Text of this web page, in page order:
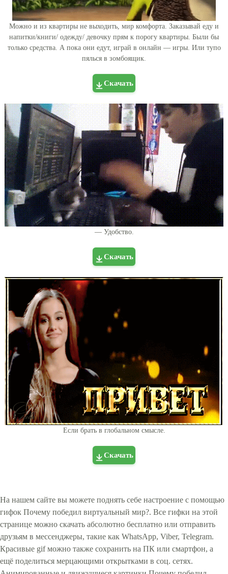
Можно и из квартиры не выходить, мир комфорта. Заказывай еду и
напитки/книги/ одежду/ девочку прям к порогу квартиры. Были бы
только средства. А пока они едут, играй в онлайн — игры. Или тупо
пялься в зомбоящик.
Скачать
— Удобство.
Скачать
Если брать в глобальном смысле.
Скачать
На нашем сайте вы можете поднять себе настроение с помощью
гифок Почему победил виртуальный мир?. Все гифки на этой
странице можно скачать абсолютно бесплатно или отправить
друзьям в мессенджеры, такие как WhatsApp, Viber, Telegram.
Красивые gif можно также сохранить на ПК или смартфон, а
ещё поделиться мерцающими открытками в соц. сетях.